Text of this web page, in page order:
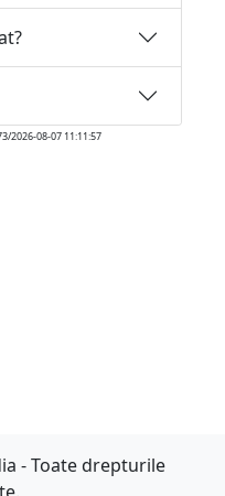
2026-08-07 11:11:57
- Toate drepturile